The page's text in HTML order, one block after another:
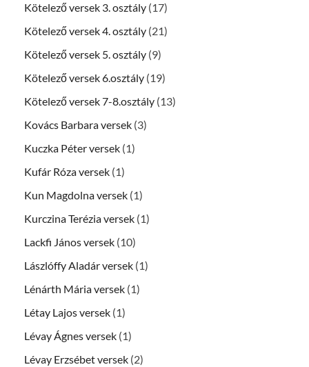
Kötelező versek 3. osztály (17)
Kötelező versek 4. osztály (21)
Kötelező versek 5. osztály (9)
Kötelező versek 6.osztály (19)
Kötelező versek 7-8.osztály (13)
Kovács Barbara versek (3)
Kuczka Péter versek (1)
Kufár Róza versek (1)
Kun Magdolna versek (1)
Kurczina Terézia versek (1)
Lackfi János versek (10)
Lászlóffy Aladár versek (1)
Lénárth Mária versek (1)
Létay Lajos versek (1)
Lévay Ágnes versek (1)
Lévay Erzsébet versek (2)